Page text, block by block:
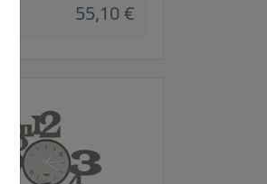
55,10 €